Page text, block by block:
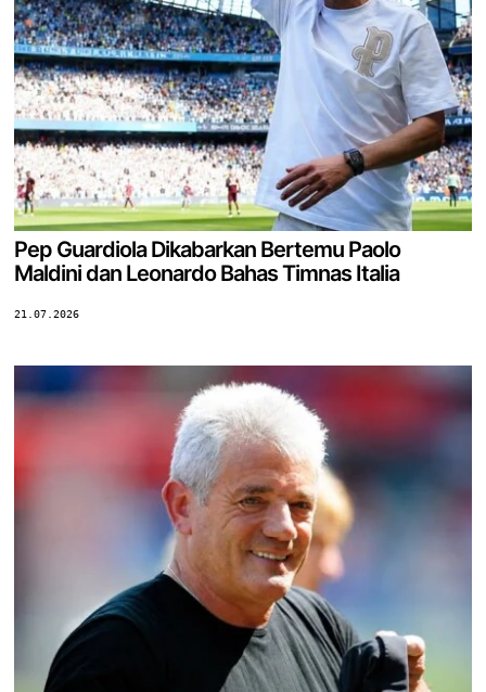
Pep Guardiola Dikabarkan Bertemu Paolo
Maldini dan Leonardo Bahas Timnas Italia
21.07.2026